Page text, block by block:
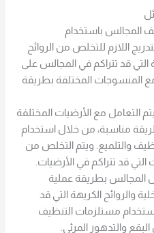
المجالس باستخدام
اللازم للتخلص من الروائح
التي قد تتراكم في المجالس على
المنسوجات المختلفة بطريقة
التعامل مع الأرضيات المختلفة
مناسبة، من خلال استخدام
والتلميع. ويتم التخلص من
التي قد تتراكم في الأرضيات.
بطريقة عملية
والروائح الكريهة التي قد
مستلزمات التنظيف
والتدهور المرئي.